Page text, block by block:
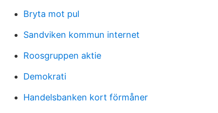
Bryta mot pul
Sandviken kommun internet
Roosgruppen aktie
Demokrati
Handelsbanken kort förmåner